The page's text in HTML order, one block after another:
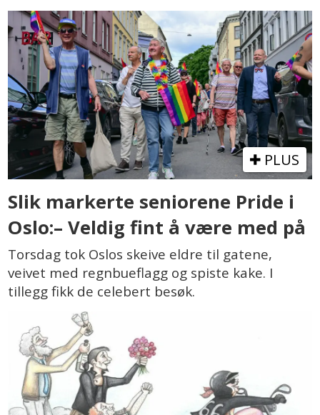
PLUS
Slik markerte seniorene Pride i
Oslo:– Veldig fint å være med på
Torsdag tok Oslos skeive eldre til gatene,
veivet med regnbueflagg og spiste kake. I
tillegg fikk de celebert besøk.